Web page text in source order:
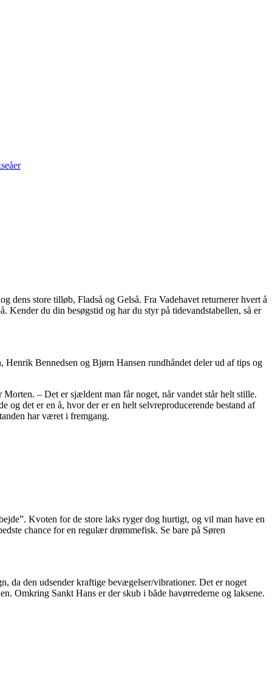
store tilløb, Fladså og Gelså. Fra Vadehavet returnerer hvert å
Kender du din besøgstid og har du styr på tidevandstabellen, så er
Bennedsen og Bjørn Hansen rundhåndet deler ud af tips og
– Det er sjældent man får noget, når vandet står helt stille.
det er en å, hvor der er en helt selvreproducerende bestand af
har været i fremgang.
Kvoten for de store laks ryger dog hurtigt, og vil man have en
chance for en regulær drømmefisk. Se bare på Søren
da den udsender kraftige bevægelser/vibrationer. Det er noget
Omkring Sankt Hans er der skub i både havørrederne og laksene.